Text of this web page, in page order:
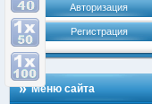
Авторизация
Регистрация
Меню сайта